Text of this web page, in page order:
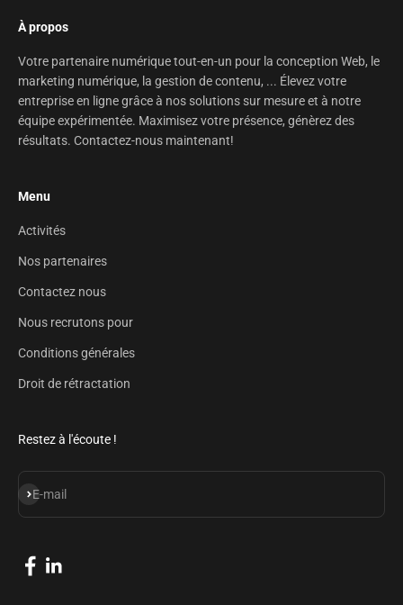
À propos
Votre partenaire numérique tout-en-un pour la conception Web, le
marketing numérique, la gestion de contenu, ... Élevez votre
entreprise en ligne grâce à nos solutions sur mesure et à notre
équipe expérimentée. Maximisez votre présence, génèrez des
résultats. Contactez-nous maintenant!
Menu
Activités
Nos partenaires
Contactez nous
Nous recrutons pour
Conditions générales
Droit de rétractation
Restez à l'écoute !
E-mail
S'inscrire